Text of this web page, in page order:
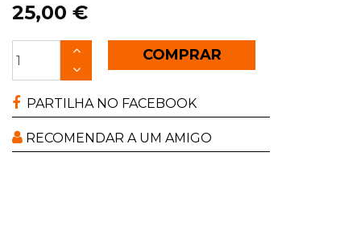
25,00 €
COMPRAR
PARTILHA NO FACEBOOK
RECOMENDAR A UM AMIGO